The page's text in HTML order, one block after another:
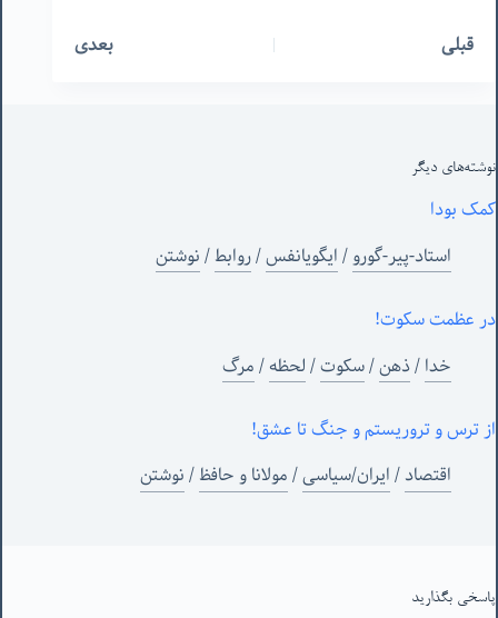
قبلی بعدی
نوشته‌های‌ دیگر
کمک بودا
استاد-پیر-گورو/ایگویانفس/روابط/نوشتن
در عظمت سکوت!
خدا/ذهن/سکوت/لحظه/مرگ
از ترس و تروریستم و جنگ تا عشق!
اقتصاد/ایران/سیاسی/مولانا و حافظ/نوشتن
پاسخی بگذارید